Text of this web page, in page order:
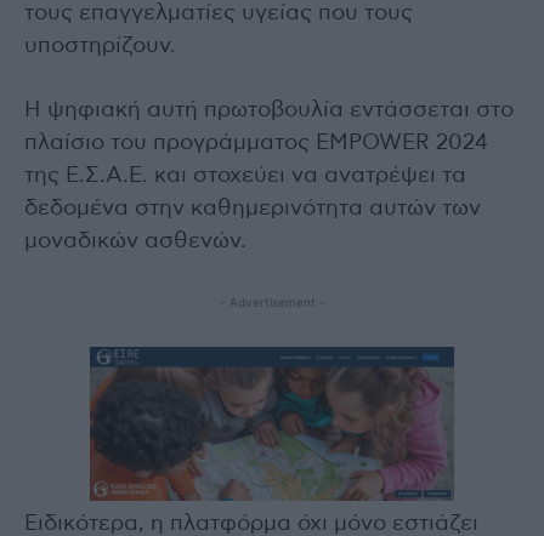
τους επαγγελματίες υγείας που τους
υποστηρίζουν.
Η ψηφιακή αυτή πρωτοβουλία εντάσσεται στο
πλαίσιο του προγράμματος EMPOWER 2024
της Ε.Σ.Α.Ε. και στοχεύει να ανατρέψει τα
δεδομένα στην καθημερινότητα αυτών των
μοναδικών ασθενών.
- Advertisement -
Ειδικότερα, η πλατφόρμα όχι μόνο εστιάζει